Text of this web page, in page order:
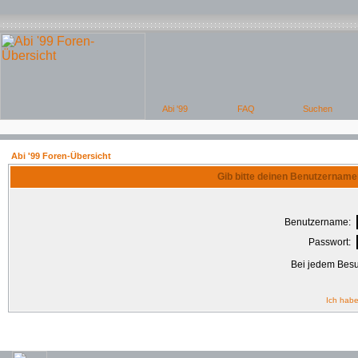
Abi '99 Foren-Übersicht
Gib bitte deinen
Benutzername:
Passwort:
Bei jedem
Ich